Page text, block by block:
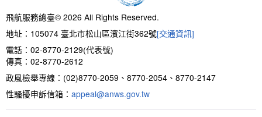
內部控制制度
線上申辦表單下載
飛航服務總臺執行職務安全及衛生防護報告
飛航服務總臺© 2026 All Rights Reserved.
地址：105074 臺北市松山區濱江街362號[交通資訊]
電話：02-8770-2129(代表號)
傳真：02-8770-2612
政風檢舉專線：(02)8770-2059、8770-2054、8770-2147
性騷擾申訴信箱： appeal@anws.gov.tw